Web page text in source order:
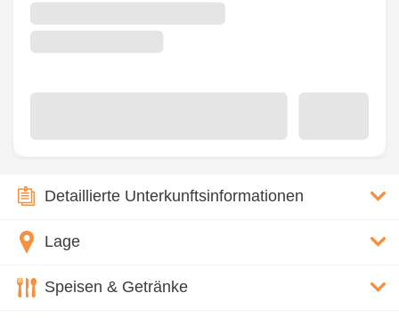
Detaillierte Unterkunftsinformationen
Lage
Speisen & Getränke